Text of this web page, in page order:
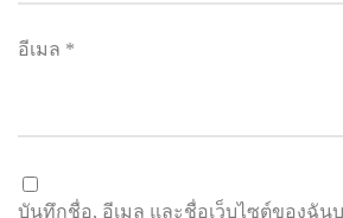
อีเมล *
บันทึกชื่อ, อีเมล และชื่อเว็บไซต์ของฉัน